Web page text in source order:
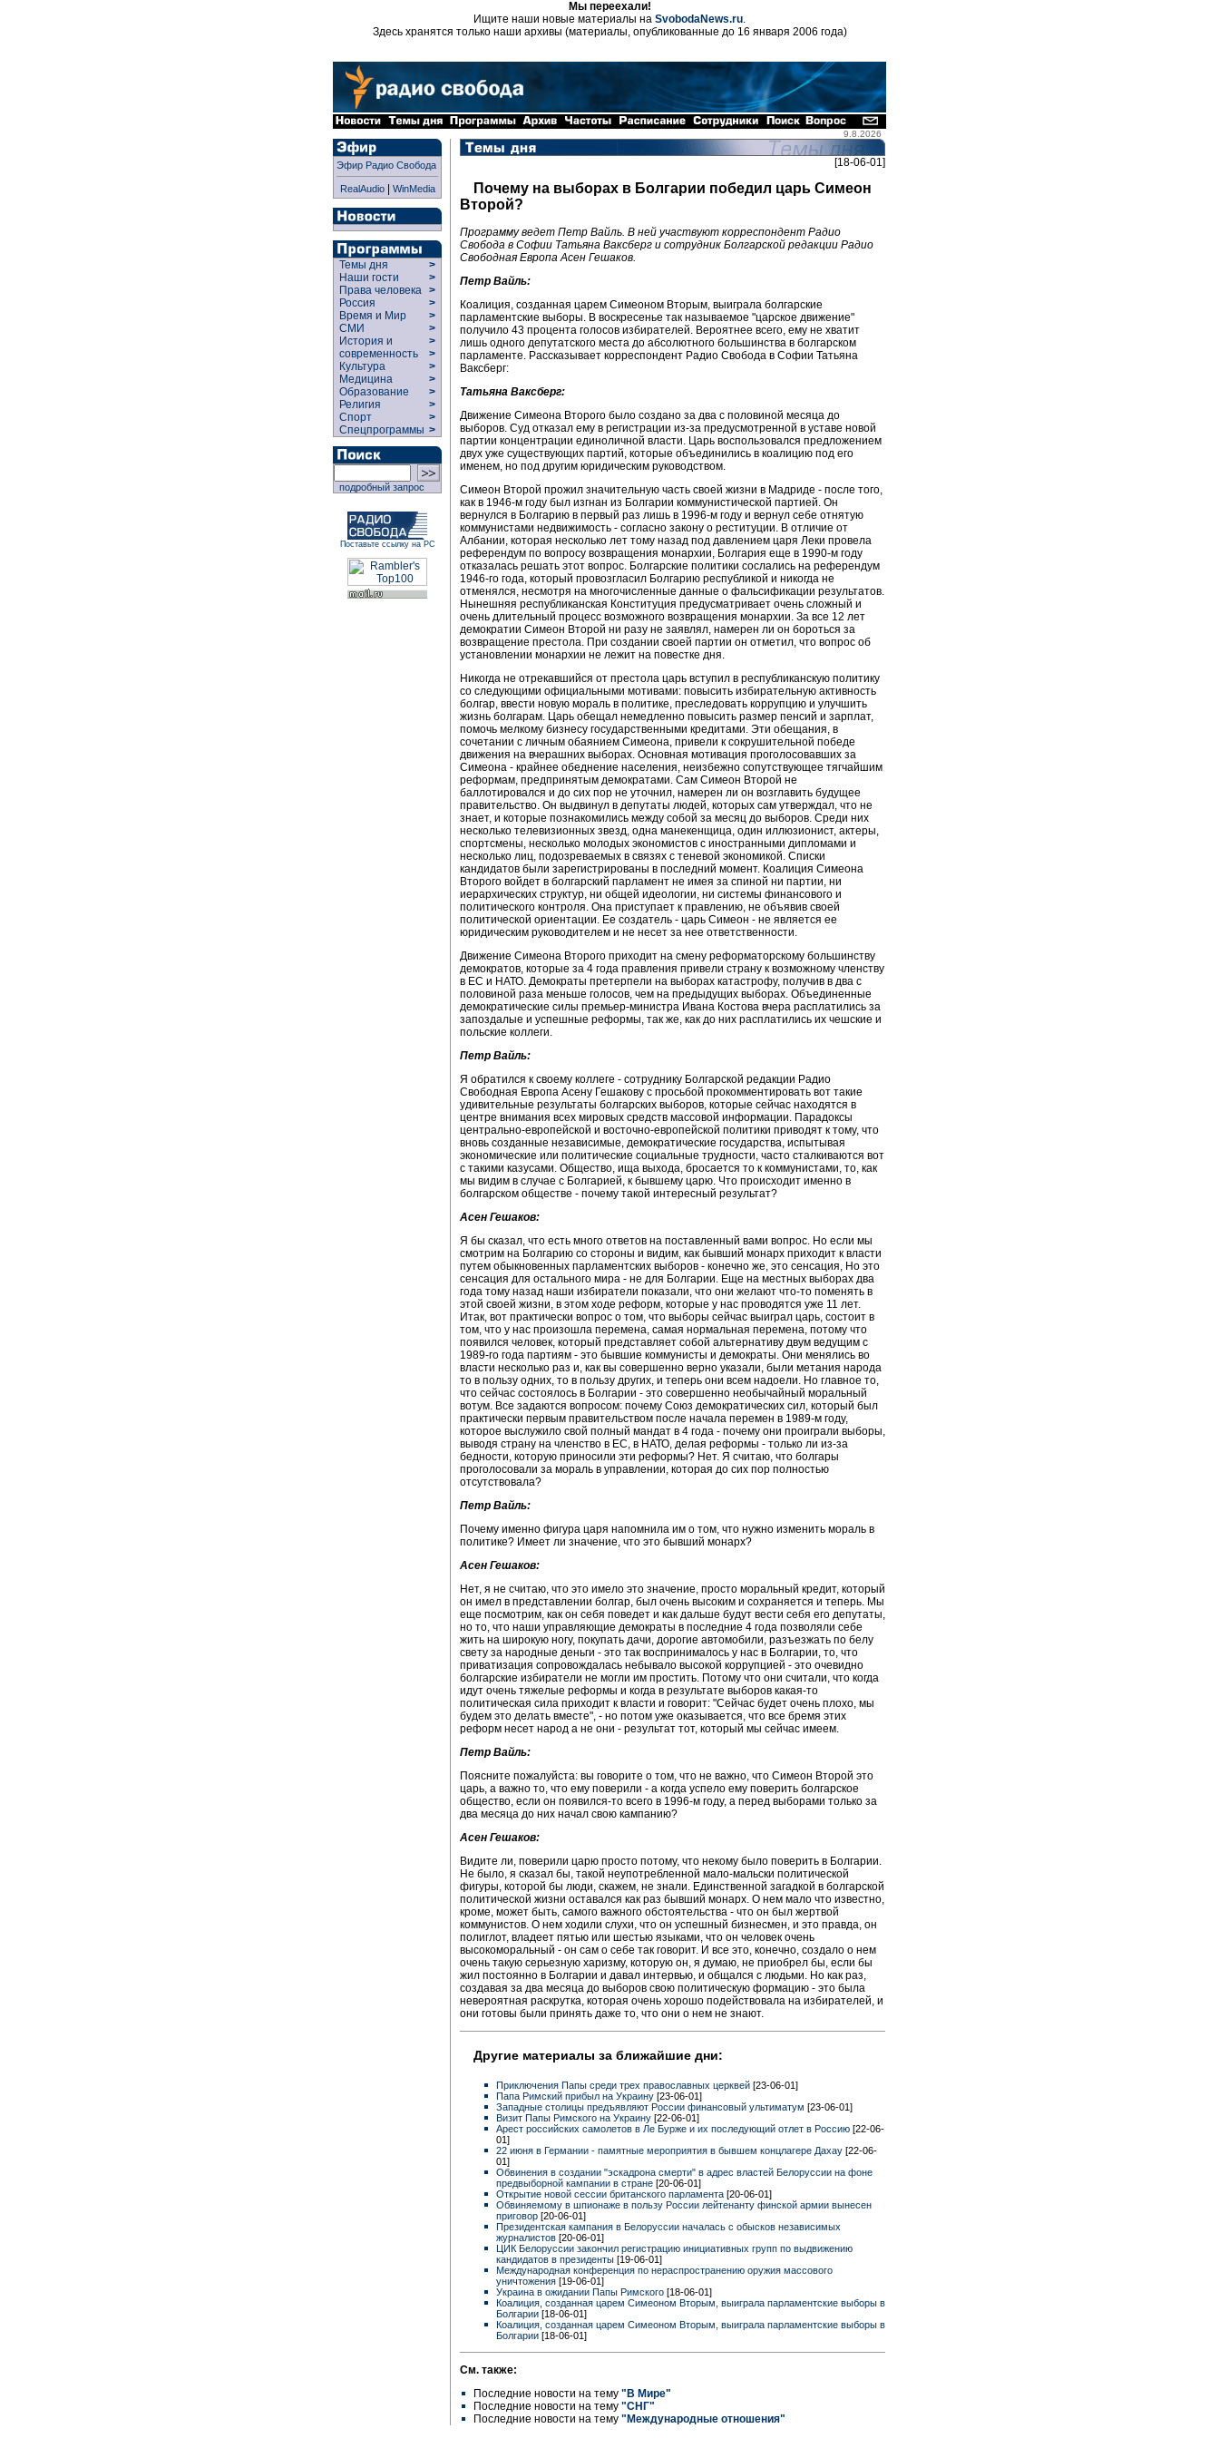
Мы переехали!
Ищите наши новые материалы на SvobodaNews.ru.
Здесь хранятся только наши архивы (материалы, опубликованные до 16 января 2006 года)
9.8.2026
Эфир Радио Свобода
RealAudio| WinMedia
Темы дня
>
Наши гости
>
Права человека >
Россия
>
Время и Мир
>
СМИ
>
История и
современность
>
>
Культура
>
Медицина
>
Образование
>
Религия
>
Спорт
>
Спецпрограммы >
подробный запрос
Поставьте ссылку на РС
[18-06-01]
Почему на выборах в Болгарии победил царь Симеон
Второй?
Программу ведет Петр Вайль. В ней участвуют корреспондент Радио
Свобода в Софии Татьяна Ваксберг и сотрудник Болгарской редакции Радио
Свободная Европа Асен Гешаков.
Петр Вайль:
Коалиция, созданная царем Симеоном Вторым, выиграла болгарские
парламентские выборы. В воскресенье так называемое "царское движение"
получило 43 процента голосов избирателей. Вероятнее всего, ему не хватит
лишь одного депутатского места до абсолютного большинства в болгарском
парламенте. Рассказывает корреспондент Радио Свобода в Софии Татьяна
Ваксберг:
Татьяна Ваксберг:
Движение Симеона Второго было создано за два с половиной месяца до
выборов. Суд отказал ему в регистрации из-за предусмотренной в уставе новой
партии концентрации единоличной власти. Царь воспользовался предложением
двух уже существующих партий, которые объединились в коалицию под его
именем, но под другим юридическим руководством.
Симеон Второй прожил значительную часть своей жизни в Мадриде - после того,
как в 1946-м году был изгнан из Болгарии коммунистической партией. Он
вернулся в Болгарию в первый раз лишь в 1996-м году и вернул себе отнятую
коммунистами недвижимость - согласно закону о реституции. В отличие от
Албании, которая несколько лет тому назад под давлением царя Леки провела
референдум по вопросу возвращения монархии, Болгария еще в 1990-м году
отказалась решать этот вопрос. Болгарские политики сослались на референдум
1946-го года, который провозгласил Болгарию республикой и никогда не
отменялся, несмотря на многочисленные данные о фальсификации результатов.
Нынешняя республиканская Конституция предусматривает очень сложный и
очень длительный процесс возможного возвращения монархии. За все 12 лет
демократии Симеон Второй ни разу не заявлял, намерен ли он бороться за
возвращение престола. При создании своей партии он отметил, что вопрос об
установлении монархии не лежит на повестке дня.
Никогда не отрекавшийся от престола царь вступил в республиканскую политику
со следующими официальными мотивами: повысить избирательную активность
болгар, ввести новую мораль в политике, преследовать коррупцию и улучшить
жизнь болгарам. Царь обещал немедленно повысить размер пенсий и зарплат,
помочь мелкому бизнесу государственными кредитами. Эти обещания, в
сочетании с личным обаянием Симеона, привели к сокрушительной победе
движения на вчерашних выборах. Основная мотивация проголосовавших за
Симеона - крайнее обеднение населения, неизбежно сопутствующее тягчайшим
реформам, предпринятым демократами. Сам Симеон Второй не
баллотировался и до сих пор не уточнил, намерен ли он возглавить будущее
правительство. Он выдвинул в депутаты людей, которых сам утверждал, что не
знает, и которые познакомились между собой за месяц до выборов. Среди них
несколько телевизионных звезд, одна манекенщица, один иллюзионист, актеры,
спортсмены, несколько молодых экономистов с иностранными дипломами и
несколько лиц, подозреваемых в связях с теневой экономикой. Списки
кандидатов были зарегистрированы в последний момент. Коалиция Симеона
Второго войдет в болгарский парламент не имея за спиной ни партии, ни
иерархических структур, ни общей идеологии, ни системы финансового и
политического контроля. Она приступает к правлению, не объявив своей
политической ориентации. Ее создатель - царь Симеон - не является ее
юридическим руководителем и не несет за нее ответственности.
Движение Симеона Второго приходит на смену реформаторскому большинству
демократов, которые за 4 года правления привели страну к возможному членству
в ЕС и НАТО. Демократы претерпели на выборах катастрофу, получив в два с
половиной раза меньше голосов, чем на предыдущих выборах. Объединенные
демократические силы премьер-министра Ивана Костова вчера расплатились за
запоздалые и успешные реформы, так же, как до них расплатились их чешские и
польские коллеги.
Петр Вайль:
Я обратился к своему коллеге - сотруднику Болгарской редакции Радио
Свободная Европа Асену Гешакову с просьбой прокомментировать вот такие
удивительные результаты болгарских выборов, которые сейчас находятся в
центре внимания всех мировых средств массовой информации. Парадоксы
центрально-европейской и восточно-европейской политики приводят к тому, что
вновь созданные независимые, демократические государства, испытывая
экономические или политические социальные трудности, часто сталкиваются вот
с такими казусами. Общество, ища выхода, бросается то к коммунистами, то, как
мы видим в случае с Болгарией, к бывшему царю. Что происходит именно в
болгарском обществе - почему такой интересный результат?
Асен Гешаков:
Я бы сказал, что есть много ответов на поставленный вами вопрос. Но если мы
смотрим на Болгарию со стороны и видим, как бывший монарх приходит к власти
путем обыкновенных парламентских выборов - конечно же, это сенсация, Но это
сенсация для остального мира - не для Болгарии. Еще на местных выборах два
года тому назад наши избиратели показали, что они желают что-то поменять в
этой своей жизни, в этом ходе реформ, которые у нас проводятся уже 11 лет.
Итак, вот практически вопрос о том, что выборы сейчас выиграл царь, состоит в
том, что у нас произошла перемена, самая нормальная перемена, потому что
появился человек, который представляет собой альтернативу двум ведущим с
1989-го года партиям - это бывшие коммунисты и демократы. Они менялись во
власти несколько раз и, как вы совершенно верно указали, были метания народа
то в пользу одних, то в пользу других, и теперь они всем надоели. Но главное то,
что сейчас состоялось в Болгарии - это совершенно необычайный моральный
вотум. Все задаются вопросом: почему Союз демократических сил, который был
практически первым правительством после начала перемен в 1989-м году,
которое выслужило свой полный мандат в 4 года - почему они проиграли выборы,
выводя страну на членство в ЕС, в НАТО, делая реформы - только ли из-за
бедности, которую приносили эти реформы? Нет. Я считаю, что болгары
проголосовали за мораль в управлении, которая до сих пор полностью
отсутствовала?
Петр Вайль:
Почему именно фигура царя напомнила им о том, что нужно изменить мораль в
политике? Имеет ли значение, что это бывший монарх?
Асен Гешаков:
Нет, я не считаю, что это имело это значение, просто моральный кредит, который
он имел в представлении болгар, был очень высоким и сохраняется и теперь. Мы
еще посмотрим, как он себя поведет и как дальше будут вести себя его депутаты,
но то, что наши управляющие демократы в последние 4 года позволяли себе
жить на широкую ногу, покупать дачи, дорогие автомобили, разъезжать по белу
свету за народные деньги - это так воспринималось у нас в Болгарии, то, что
приватизация сопровождалась небывало высокой коррупцией - это очевидно
болгарские избиратели не могли им простить. Потому что они считали, что когда
идут очень тяжелые реформы и когда в результате выборов какая-то
политическая сила приходит к власти и говорит: "Сейчас будет очень плохо, мы
будем это делать вместе", - но потом уже оказывается, что все бремя этих
реформ несет народ а не они - результат тот, который мы сейчас имеем.
Петр Вайль:
Поясните пожалуйста: вы говорите о том, что не важно, что Симеон Второй это
царь, а важно то, что ему поверили - а когда успело ему поверить болгарское
общество, если он появился-то всего в 1996-м году, а перед выборами только за
два месяца до них начал свою кампанию?
Асен Гешаков:
Видите ли, поверили царю просто потому, что некому было поверить в Болгарии.
Не было, я сказал бы, такой неупотребленной мало-мальски политической
фигуры, которой бы люди, скажем, не знали. Единственной загадкой в болгарской
политической жизни оставался как раз бывший монарх. О нем мало что известно,
кроме, может быть, самого важного обстоятельства - что он был жертвой
коммунистов. О нем ходили слухи, что он успешный бизнесмен, и это правда, он
полиглот, владеет пятью или шестью языками, что он человек очень
высокоморальный - он сам о себе так говорит. И все это, конечно, создало о нем
очень такую серьезную харизму, которую он, я думаю, не приобрел бы, если бы
жил постоянно в Болгарии и давал интервью, и общался с людьми. Но как раз,
создавая за два месяца до выборов свою политическую формацию - это была
невероятная раскрутка, которая очень хорошо подействовала на избирателей, и
они готовы были принять даже то, что они о нем не знают.
Другие материалы за ближайшие дни:
Приключения Папы среди трех православных церквей [23-06-01]
Папа Римский прибыл на Украину [23-06-01]
Западные столицы предъявляют России финансовый ультиматум [23-06-01]
Визит Папы Римского на Украину [22-06-01]
Арест российских самолетов в Ле Бурже и их последующий отлет в Россию [22-06-
01]
22 июня в Германии - памятные мероприятия в бывшем концлагере Дахау [22-06-
01]
Обвинения в создании "эскадрона смерти" в адрес властей Белоруссии на фоне
предвыборной кампании в стране [20-06-01]
Открытие новой сессии британского парламента [20-06-01]
Обвиняемому в шпионаже в пользу России лейтенанту финской армии вынесен
приговор [20-06-01]
Президентская кампания в Белоруссии началась с обысков независимых
журналистов [20-06-01]
ЦИК Белоруссии закончил регистрацию инициативных групп по выдвижению
кандидатов в президенты [19-06-01]
Международная конференция по нераспространению оружия массового
уничтожения [19-06-01]
Украина в ожидании Папы Римского [18-06-01]
Коалиция, созданная царем Симеоном Вторым, выиграла парламентские выборы в
Болгарии [18-06-01]
Коалиция, созданная царем Симеоном Вторым, выиграла парламентские выборы в
Болгарии [18-06-01]
См. также:
Последние новости на тему "В Мире"
Последние новости на тему "СНГ"
Последние новости на тему "Международные отношения"